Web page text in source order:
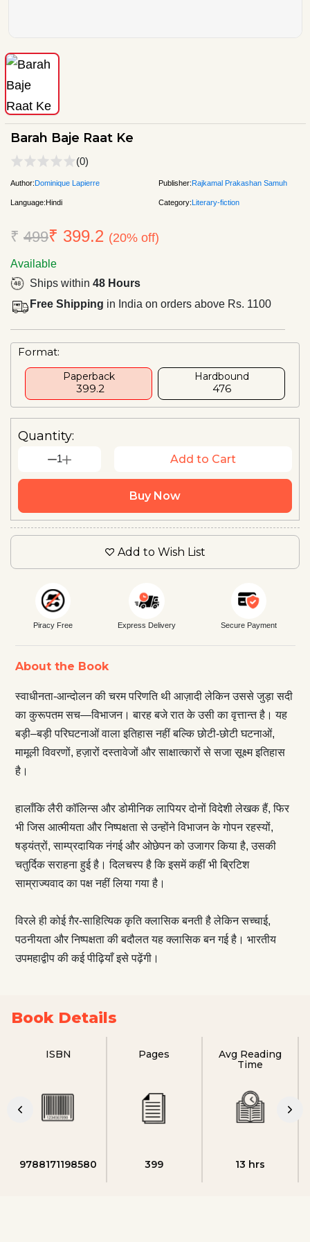
Barah Baje Raat Ke
(0)
Author:Dominique Lapierre Publisher:Rajkamal Prakashan Samuh
Language:Hindi Category:Literary-fiction
₹ 499₹ 399.2 (20% off)
Available
Ships within 48 Hours
Free Shipping in India on orders above Rs. 1100
Format:
Paperback
₹ 399.2
Hardbound
₹476
Quantity:
1 Add to Cart
Buy Now
Add to Wish List
Piracy Free Express Delivery Secure Payment
About the Book
स्वाधीनता-आन्दोलन की चरम परिणति थी आज़ादी लेकिन उससे जुड़ा सदी
का कुरूपतम सच—विभाजन। बारह बजे रात के उसी का वृत्तान्त है। यह
बड़ी–बड़ी परिघटनाओं वाला इतिहास नहीं बल्कि छोटी-छोटी घटनाओं,
मामूली विवरणों, हज़ारों दस्तावेजों और साक्षात्कारों से सजा सूक्ष्म इतिहास
है।
हालाँकि लैरी कॉलिन्स और डोमीनिक लापियर दोनों विदेशी लेखक हैं, फिर
भी जिस आत्मीयता और निष्पक्षता से उन्होंने विभाजन के गोपन रहस्यों,
षड्यंत्रों, साम्प्रदायिक नंगई और ओछेपन को उजागर किया है, उसकी
चतुर्दिक सराहना हुई है। दिलचस्प है कि इसमें कहीं भी ब्रिटिश
साम्राज्यवाद का पक्ष नहीं लिया गया है।
विरले ही कोई ग़ैर-साहित्यिक कृति क्लासिक बनती है लेकिन सच्चाई,
पठनीयता और निष्पक्षता की बदौलत यह क्लासिक बन गई है। भारतीय
उपमहाद्वीप की कई पीढ़ियाँ इसे पढ़ेंगी।
Book Details
ISBN
9788171198580
Pages
399
Avg Reading
Time
13 hrs